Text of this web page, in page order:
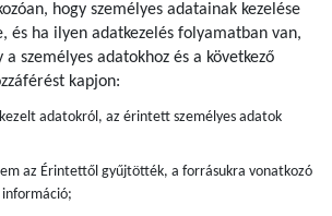
hogy személyes adatainak kezelése
és ha ilyen adatkezelés folyamatban van,
személyes adatokhoz és a következő
kapjon:
adatokról, az érintett személyes adatok
az Érintettől gyűjtötték, a forrásukra vonatkozó